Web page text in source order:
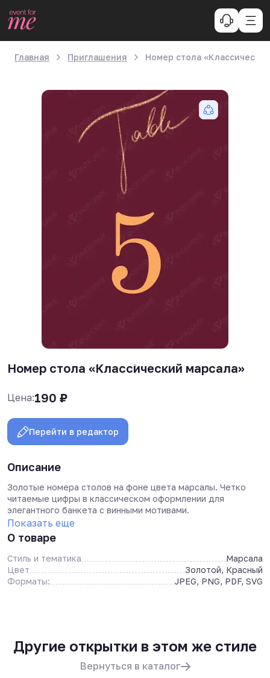
Главная Приглашения Номер стола
Номер стола «Классический марсала»
Цена:190 ₽
Перейти в редактор
Описание
Золотые номера столов на фоне цвета марсалы. Четко
читаемые цифры в классическом оформлении для
элегантного банкета с винными мотивами.
Показать еще
О товаре
Стиль и тематика
Марсала
Цвет
Золотой, Красный
Форматы:
JPEG, PNG, PDF, SVG
Другие открытки в этом же стиле
Вернуться в каталог